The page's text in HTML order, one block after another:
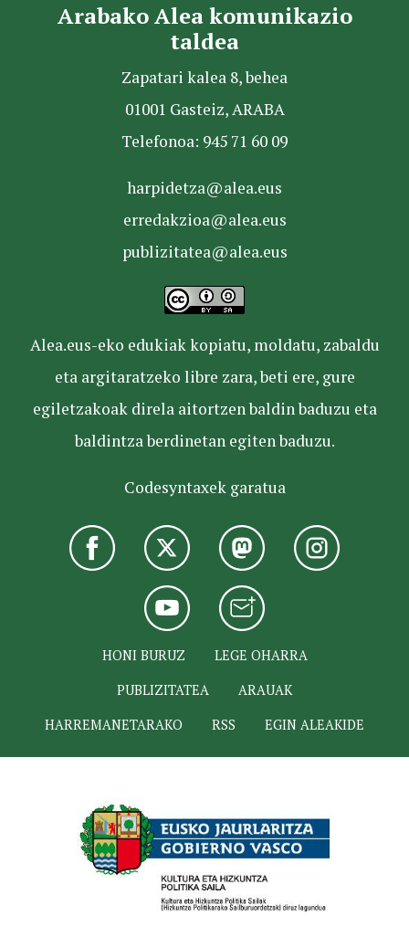
Arabako Alea komunikazio
taldea
Zapatari kalea 8, behea
01001 Gasteiz, ARABA
Telefonoa: 945 71 60 09
harpidetza@alea.eus
erredakzioa@alea.eus
publizitatea@alea.eus
Alea.eus-eko edukiak kopiatu, moldatu, zabaldu
eta argitaratzeko libre zara, beti ere, gure
egiletzakoak direla aitortzen baldin baduzu eta
baldintza berdinetan egiten baduzu.
Codesyntaxek garatua
HONI BURUZ
LEGE OHARRA
PUBLIZITATEA
ARAUAK
HARREMANETARAKO
RSS EGIN ALEAKIDE